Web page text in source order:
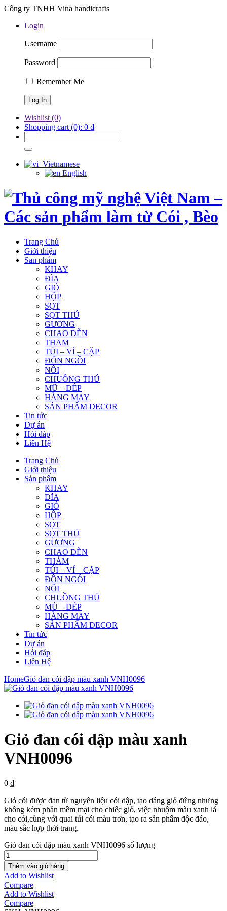
Công ty TNHH Vina handicrafts
Login
Username
Password
Remember Me
Wishlist (0)
Shopping cart (0): 0 ₫
Vietnamese
English
Trang Chủ
Giới thiệu
Sản phẩm
KHAY
ĐĨA
GIỎ
HỘP
SỌT
SỌT THÚ
GƯƠNG
CHAO ĐÈN
THẢM
TÚI – VÍ – CẶP
ĐÔN NGỒI
NÔI
CHUỒNG THÚ
MŨ – DÉP
HÀNG MAY
SẢN PHẨM DECOR
Tin tức
Dự án
Hỏi đáp
Liên Hệ
Trang Chủ
Giới thiệu
Sản phẩm
KHAY
ĐĨA
GIỎ
HỘP
SỌT
SỌT THÚ
GƯƠNG
CHAO ĐÈN
THẢM
TÚI – VÍ – CẶP
ĐÔN NGỒI
NÔI
CHUỒNG THÚ
MŨ – DÉP
HÀNG MAY
SẢN PHẨM DECOR
Tin tức
Dự án
Hỏi đáp
Liên Hệ
HomeGiỏ đan cói dập màu xanh VNH0096
Giỏ đan cói dập màu xanh
VNH0096
0 ₫
Giỏ cói được đan từ nguyên liệu cói dập, tạo dáng giỏ đứng nhưng
không kém phần mềm mại cho chiếc giỏ, việc nhuộm màu xanh lá
cho cói,cùng với quai túi cói màu trơn, tạo ra sản phẩm độc đáo,
màu sắc hợp thời trang.
Giỏ đan cói dập màu xanh VNH0096 số lượng
Thêm vào giỏ hàng
Add to Wishlist
Compare
Add to Wishlist
Compare